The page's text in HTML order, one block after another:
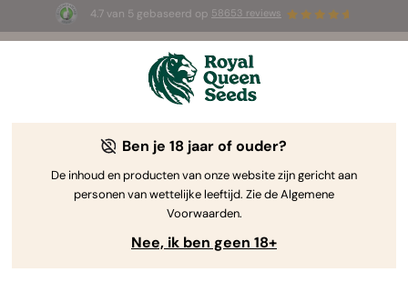
4.7 van 5 gebaseerd op 58653 reviews
☀️ Summer Sales: tot wel 50% korting
op geselecteerde producten! ⏤
Ben je 18 jaar of ouder?
De inhoud en producten van onze website zijn gericht aan
personen van wettelijke leeftijd. Zie de Algemene
Voorwaarden.
Nee, ik ben geen 18+